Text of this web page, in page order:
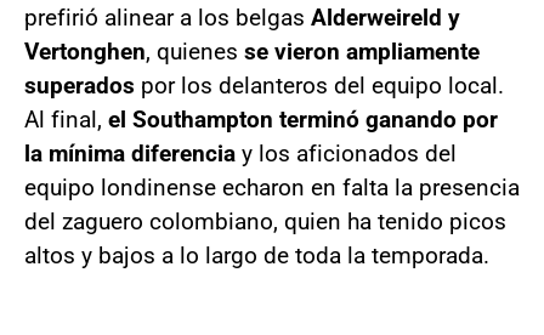
prefirió alinear a los belgas Alderweireld y
Vertonghen, quienes se vieron ampliamente
superados por los delanteros del equipo local.
Al final, el Southampton terminó ganando por
la mínima diferencia y los aficionados del
equipo londinense echaron en falta la presencia
del zaguero colombiano, quien ha tenido picos
altos y bajos a lo largo de toda la temporada.